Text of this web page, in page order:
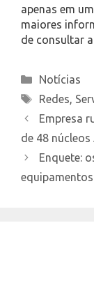
apenas em
maiores
de consultar
Categories
Notícias
Tags
Redes,
Empresa
de 48 núcleos
Enquete: